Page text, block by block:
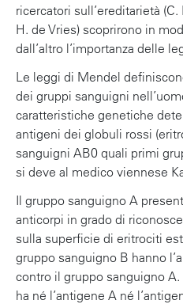
ricercatori sull’ereditarietà
H. de Vries) scoprirono in
dall’altro l’importanza delle
Le leggi di Mendel
dei gruppi sanguigni
caratteristiche genetiche
antigeni dei globuli rossi
sanguigni AB0 quali primi
si deve al medico viennese
Il gruppo sanguigno A
anticorpi in grado di
sulla superficie di eritrociti
gruppo sanguigno B hanno
contro il gruppo sanguigno
ha né l’antigene A né